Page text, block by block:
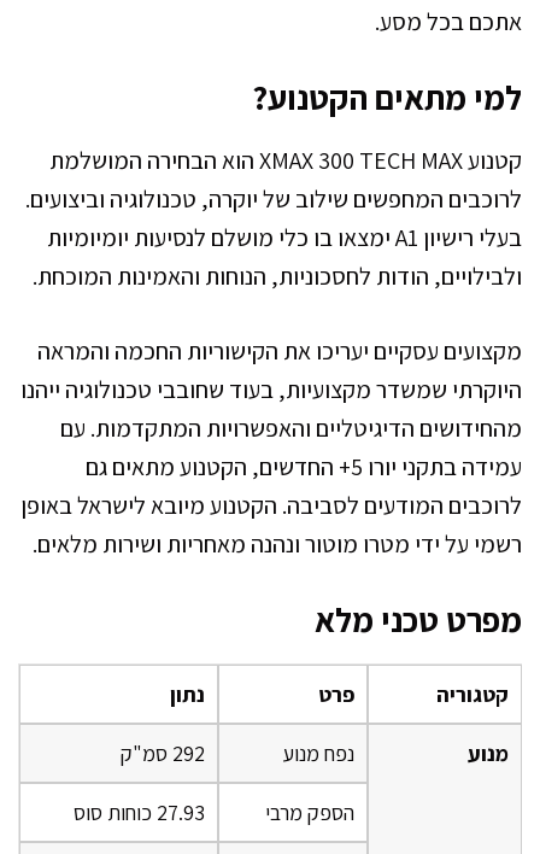
אתכם בכל מסע.
למי מתאים הקטנוע?
קטנוע XMAX 300 TECH MAX הוא הבחירה המושלמת
לרוכבים המחפשים שילוב של יוקרה, טכנולוגיה וביצועים.
בעלי רישיון A1 ימצאו בו כלי מושלם לנסיעות יומיומיות
ולבילויים, הודות לחסכוניות, הנוחות והאמינות המוכחת.
מקצועים עסקיים יעריכו את הקישוריות החכמה והמראה
היוקרתי שמשדר מקצועיות, בעוד שחובבי טכנולוגיה ייהנו
מהחידושים הדיגיטליים והאפשרויות המתקדמות. עם
עמידה בתקני יורו 5+ החדשים, הקטנוע מתאים גם
לרוכבים המודעים לסביבה. הקטנוע מיובא לישראל באופן
רשמי על ידי מטרו מוטור ונהנה מאחריות ושירות מלאים.
מפרט טכני מלא
קטגוריה פרט נתון
מנוע נפח מנוע 292 סמ"ק
הספק מרבי 27.93 כוחות סוס